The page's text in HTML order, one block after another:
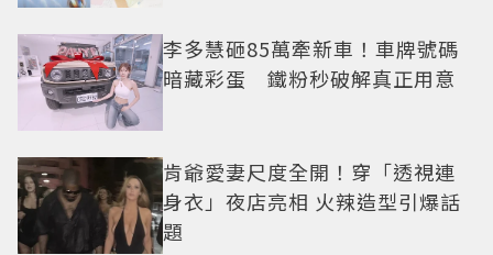
李多慧砸85萬牽新車！車牌號碼
暗藏彩蛋 鐵粉秒破解真正用意
肯爺愛妻尺度全開！穿「透視連
身衣」夜店亮相 火辣造型引爆話
題